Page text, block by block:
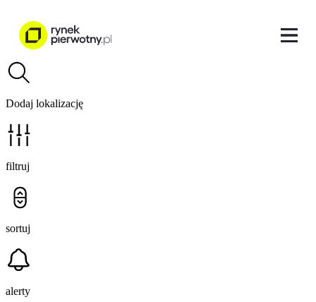
Dodaj lokalizację
filtruj
sortuj
alerty